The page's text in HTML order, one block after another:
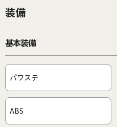
装備
基本装備
パワステ
ABS